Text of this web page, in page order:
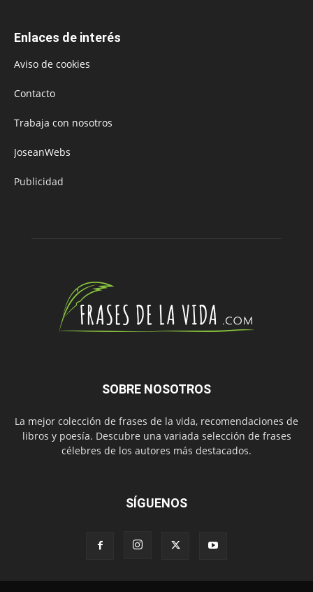
Enlaces de interés
Aviso de cookies
Contacto
Trabaja con nosotros
JoseanWebs
Publicidad
SOBRE NOSOTROS
La mejor colección de frases de la vida, recomendaciones de
libros y poesía. Descubre una variada selección de frases
célebres de los autores más destacados.
SÍGUENOS